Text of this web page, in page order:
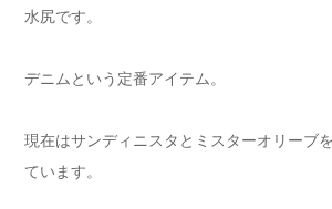
水尻です。
デニムという定番アイテム。
現在はサンディニスタとミスターオリーブ
ています。